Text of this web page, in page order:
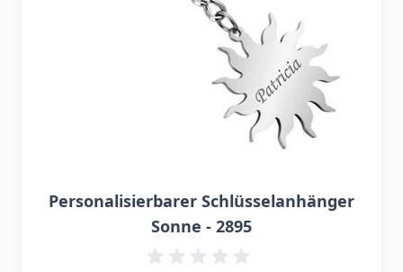
Personalisierbarer Schlüsselanhänger
Sonne - 2895